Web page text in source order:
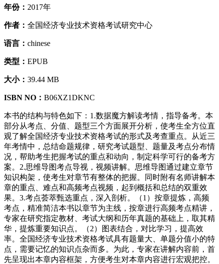
年份： 2017年
作者： 全国经济专业技术资格考试研究中心
语言： chinese
类型： EPUB
大小： 39.44 MB
ISBN NO： B06XZ1DKNC
本书的结构与特色如下：1.数据魔方解读考情，指导备考。本
部分从考点、分值、题型三个方面展开分析，使考生全方位直
观了解全国经济专业技术资格考试的形式及考查重点。从近三
年考情中，总结命题规律，研究考试题型、题量及考点分布情
况，帮助考生把握考试的重点和动向，制定科学可行的备考方
案。2.思维导图考点导视，视频讲解。思维导图通过建立章节
知识构架，使考生对章节有整体的把握。同时附有名师讲解本
章的重点、难点和高频考点视频，起到概括和总结的双重效
果。3.考点荟萃甄选重点，深入剖析。（1）按章提炼，高频
考点，精准简洁本书以章节为主线，按章进行高频考点精讲，
专家在研究指定教材、考试大纲和历年真题的基础上，取其精
华，提炼重要知识点。（2）图表结合，对比学习，提高效
率。全国经济专业技术资格考试具有题量大、单题分值小的特
点，需要记忆的知识点杂而多。为此，专家在讲解内容前，首
先呈现出本章内容框架，方便考生对本章内容进行宏观把控。